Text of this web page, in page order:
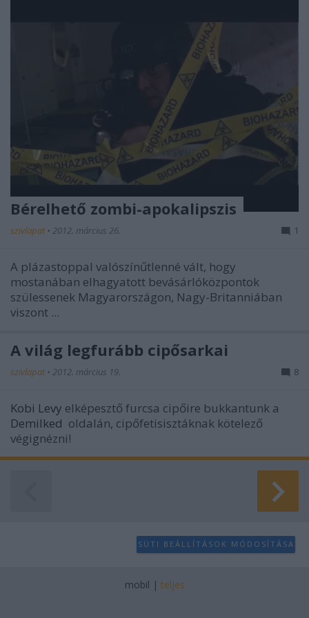
Bérelhető zombi-apokalipszis
szivlapat • 2012. március 26. 1
A plázastoppal valószínűtlenné vált, hogy
mostanában elhagyatott bevásárlóközpontok
szülessenek Magyarországon, Nagy-Britanniában
viszont ...
A világ legfurább cipősarkai
szivlapat • 2012. március 19. 8
Kobi Levy elképesztő furcsa cipőire bukkantunk a
Demilked oldalán, cipőfetisisztáknak kötelező
végignézni!
SÜTI BEÁLLÍTÁSOK MÓDOSÍTÁSA
mobil | teljes